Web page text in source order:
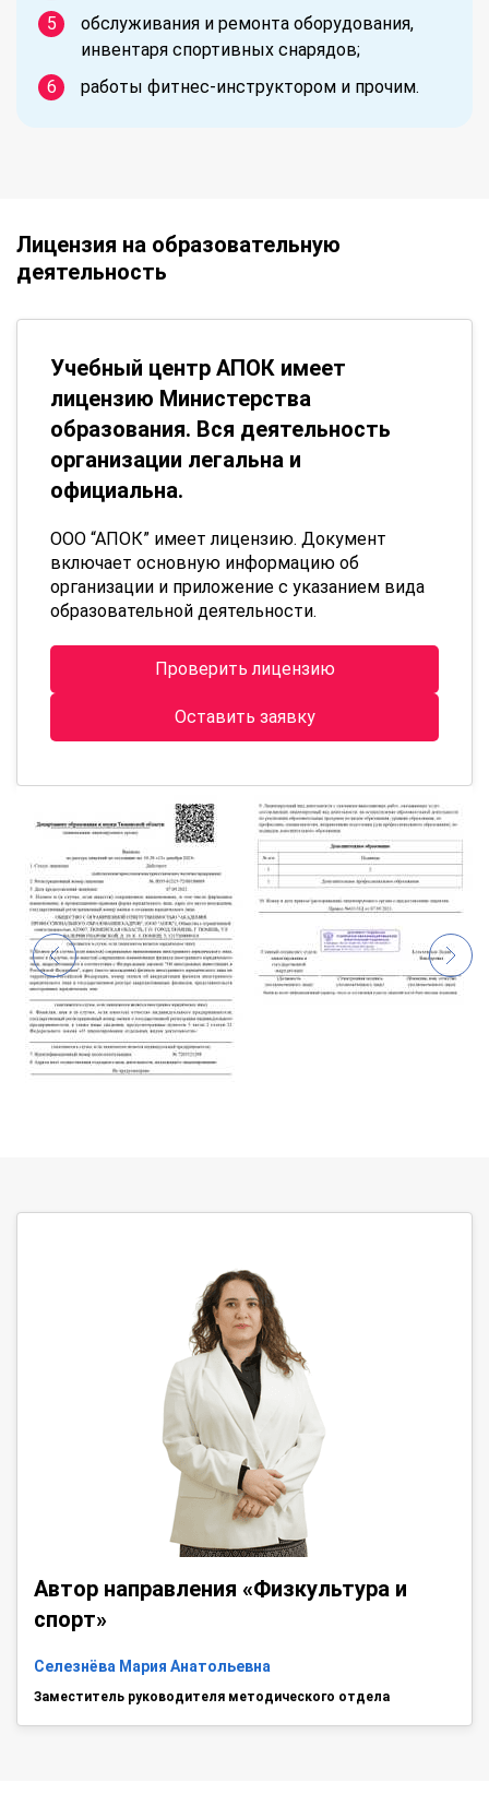
обслуживания и ремонта оборудования,
инвентаря спортивных снарядов;
работы фитнес-инструктором и прочим.
Лицензия на образовательную
деятельность
Учебный центр АПОК имеет
лицензию Министерства
образования. Вся деятельность
организации легальна и
официальна.
ООО “АПОК” имеет лицензию. Документ
включает основную информацию об
организации и приложение с указанием вида
образовательной деятельности.
Проверить лицензию
Оставить заявку
Автор направления «Физкультура и
спорт»
Селезнёва Мария Анатольевна
Заместитель руководителя методического отдела